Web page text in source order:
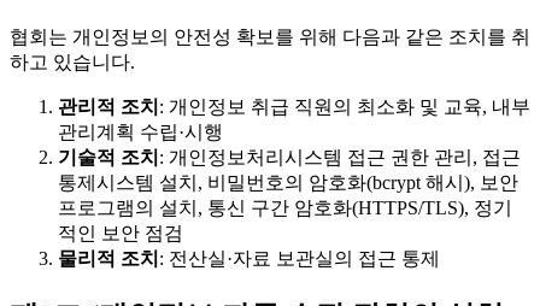
협회는 개인정보의 안전성 확보를 위해 다음과 같은 조치를 취
하고 있습니다.
관리적 조치 : 개인정보 취급 직원의 최소화 및 교육, 내부
관리계획 수립·시행
기술적 조치 : 개인정보처리시스템 접근 권한 관리, 접근
통제시스템 설치, 비밀번호의 암호화(bcrypt 해시), 보안
프로그램의 설치, 통신 구간 암호화(HTTPS/TLS), 정기
적인 보안 점검
물리적 조치 : 전산실·자료 보관실의 접근 통제